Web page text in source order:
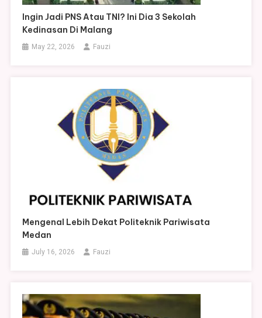
Ingin Jadi PNS Atau TNI? Ini Dia 3 Sekolah
Kedinasan Di Malang
May 22, 2026 Fauzi
Mengenal Lebih Dekat Politeknik Pariwisata
Medan
July 16, 2026 Fauzi